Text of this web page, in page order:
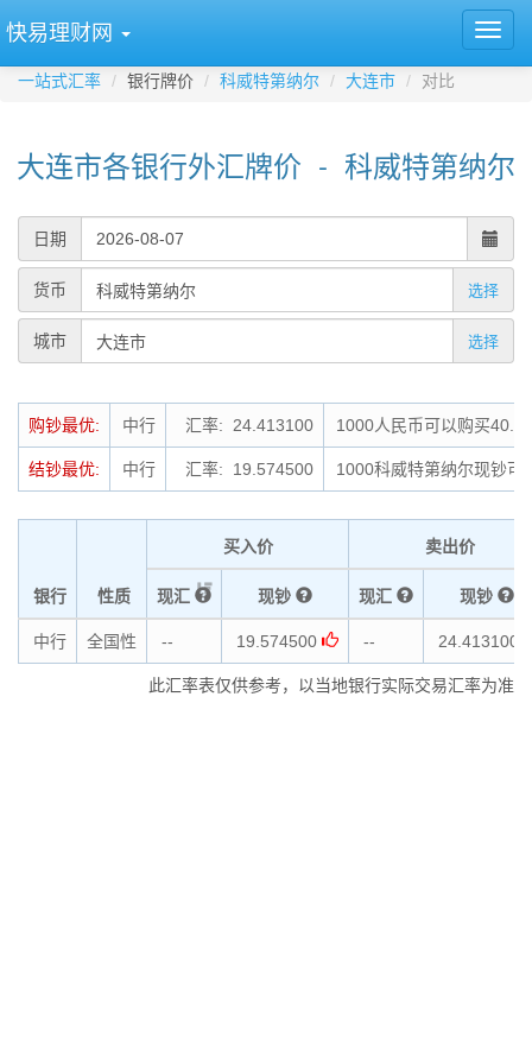
快易理财网
一站式汇率 银行牌价 科威特第纳尔 大连市 对比
大连市各银行外汇牌价 - 科威特第纳尔
日期
货币 选择
城市 选择
购钞最优: 中行 汇率: 24.413100 1000人民币可以购买
结钞最优: 中行 汇率: 19.574500 1000科威特第纳尔现钞可
银行 性质
买入价 卖出价
现汇 现钞 现汇 现钞
中行 全国性 -- 19.574500 -- 24.413100
此汇率表仅供参考，以当地银行实际交易汇率为准